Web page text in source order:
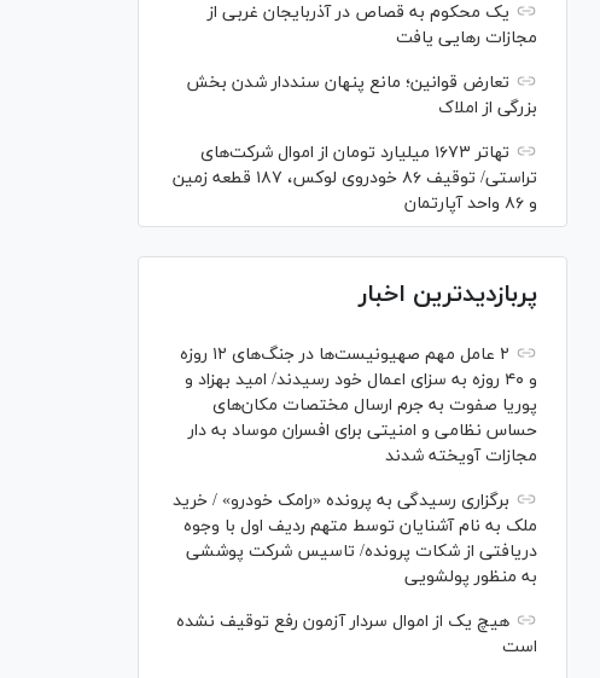
یک محکوم به قصاص در آذربایجان‌ غربی از
مجازات رهایی یافت
تعارض قوانین؛ مانع پنهان سنددار شدن بخش
بزرگی از املاک
تهاتر ۱۶۷۳ میلیارد تومان از اموال شرکت‌های
تراستی/ توقیف ۸۶ خودروی لوکس، ۱۸۷ قطعه زمین
و ۸۶ واحد آپارتمان
پربازدیدترین اخبار
۲ عامل مهم صهیونیست‌ها در جنگ‌های ۱۲ روزه
و ۴۰ روزه به سزای اعمال خود رسیدند/ امید بهزاد و
پوریا صفوت به جرم ارسال مختصات مکان‌های
حساس نظامی و امنیتی برای افسران موساد به دار
مجازات آویخته شدند
برگزاری رسیدگی به پرونده «رامک خودرو» / خرید
ملک به نام آشنایان توسط متهم ردیف اول با وجوه
دریافتی از شکات پرونده/ تاسیس شرکت پوششی
به منظور پولشویی
هیچ یک از اموال سردار آزمون رفع توقیف نشده
است